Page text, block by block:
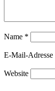
Name *
E-Mail-Adresse
Website